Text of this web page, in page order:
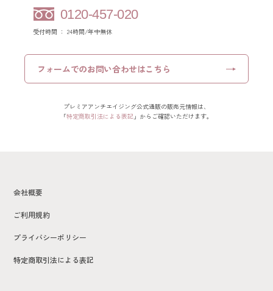
0120-457-020
受付時間 ： 24時間/年中無休
フォームでのお問い合わせはこちら
プレミアアンチエイジング公式通販の販売元情報は、
「特定商取引法による表記 」からご確認いただけます。
会社概要
ご利用規約
プライバシーポリシー
特定商取引法による表記